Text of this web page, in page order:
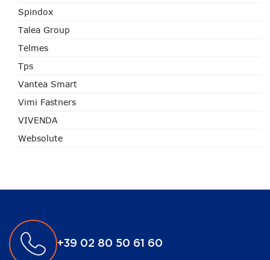
Spindox
Talea Group
Telmes
Tps
Vantea Smart
Vimi Fastners
VIVENDA
Websolute
+39 02 80 50 61 60